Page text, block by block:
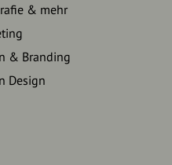
& mehr
& Branding
Design